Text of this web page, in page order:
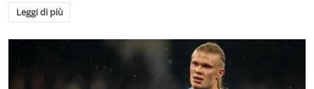
Leggi di più